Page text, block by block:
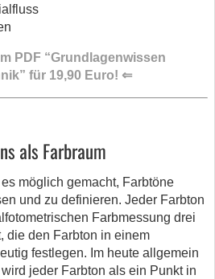
PDF “Grundlagenwissen
für 19,90 Euro! ⇐
als Farbraum
möglich gemacht, Farbtöne
und zu definieren. Jeder Farbton
Farbmessung drei
die den Farbton in einem
festlegen. Im heute allgemein
jeder Farbton als ein Punkt in